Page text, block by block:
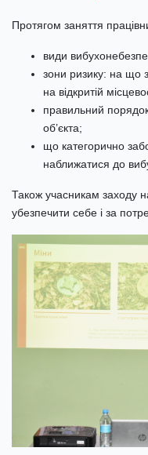
Протягом заняття
види
зони ризику: на що
на відкритій
правильний порядок
об’єкта;
що категорично
наближатися до
Також учасникам заходу
убезпечити себе і за